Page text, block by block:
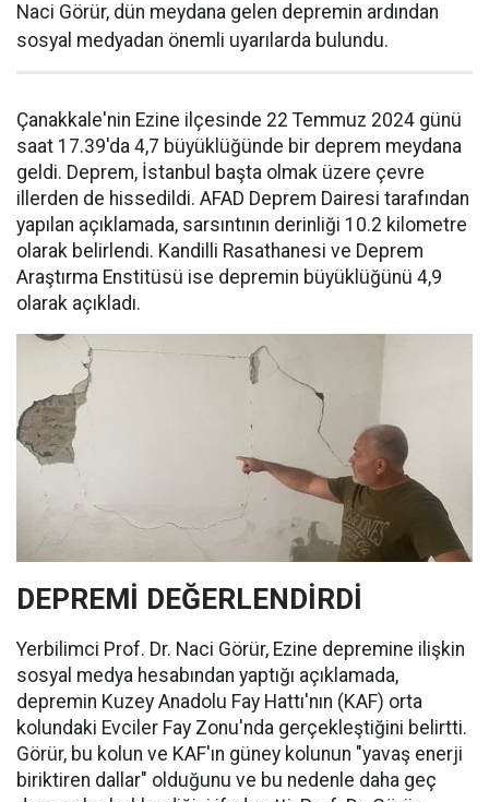
Naci Görür, dün meydana gelen depremin ardından
sosyal medyadan önemli uyarılarda bulundu.
Çanakkale'nin Ezine ilçesinde 22 Temmuz 2024 günü
saat 17.39'da 4,7 büyüklüğünde bir deprem meydana
geldi. Deprem, İstanbul başta olmak üzere çevre
illerden de hissedildi. AFAD Deprem Dairesi tarafından
yapılan açıklamada, sarsıntının derinliği 10.2 kilometre
olarak belirlendi. Kandilli Rasathanesi ve Deprem
Araştırma Enstitüsü ise depremin büyüklüğünü 4,9
olarak açıkladı.
DEPREMİ DEĞERLENDİRDİ
Yerbilimci Prof. Dr. Naci Görür, Ezine depremine ilişkin
sosyal medya hesabından yaptığı açıklamada,
depremin Kuzey Anadolu Fay Hattı'nın (KAF) orta
kolundaki Evciler Fay Zonu'nda gerçekleştiğini belirtti.
Görür, bu kolun ve KAF'ın güney kolunun "yavaş enerji
biriktiren dallar" olduğunu ve bu nedenle daha geç